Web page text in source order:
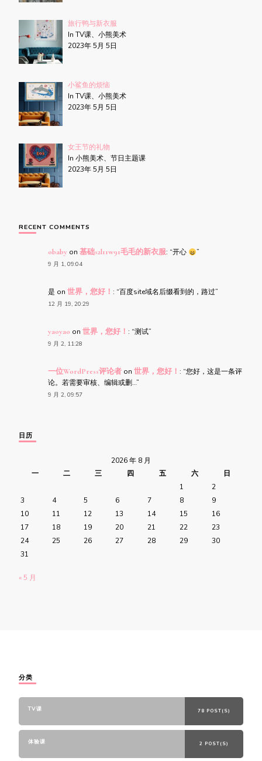
旅行鸭与新衣服
In TV课、小熊美术
2023年 5月 5日
小鲨鱼的烦恼
In TV课、小熊美术
2023年 5月 5日
女王节的礼物
In 小熊美术、节日主题课
2023年 5月 5日
RECENT COMMENTS
obaby on 基础s2l11w91毛毛的新衣服: “开心 ”
9 月 1, 09:04
是 on 世界，您好！ : “百度site域名后缀看到的，路过”
12 月 19, 20:29
yaoyao on 世界，您好！ : “测试”
9 月 2, 11:28
一位WordPress评论者 on 世界，您好！ : “您好，这是一条评
论。若需要审核、编辑或删…”
9 月 2, 09:57
日历
2026 年 8 月
一
二 三 四 五 六
日
1
2
3
4 5 6 7 8
9
10
11 12 13 14 15
16
17
18 19 20 21 22
23
24
25 26 27 28 29
30
31
« 5 月
分类
TV课 78 POST(S)
体验课 2 POST(S)